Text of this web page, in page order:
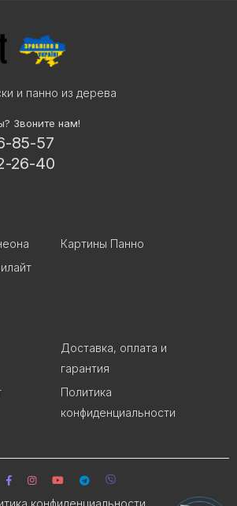
и панно из дерева
Звоните нам!
85-57
26-40
Картины Панно
Доставка, оплата и
гарантия
Политика
конфиденциальности
конфиденциальности